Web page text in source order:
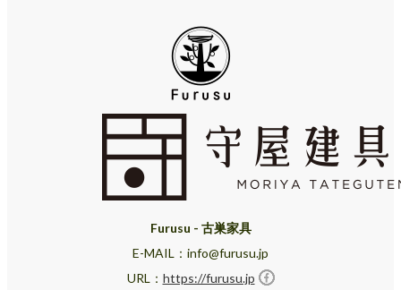
Furusu - 古巣家具
E-MAIL：info@furusu.jp
URL： https://furusu.jp